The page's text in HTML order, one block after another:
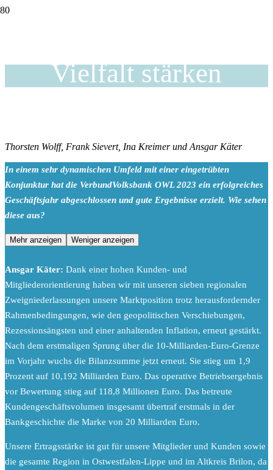
Vielfalt stärken
Thorsten Wolff, Frank Sievert, Ina Kreimer und Ansgar Käter
In einem sehr dynamischen Umfeld mit einer eingetrübten
Konjunktur hat die VerbundVolksbank OWL 2023 ein erfolgreiches
Geschäftsjahr abgeschlossen und gute Ergebnisse erzielt. Wie sehen
diese aus?
Mehr anzeigen Weniger anzeigen
Ansgar Käter: Dank einer hohen Kunden- und
Mitgliederorientierung haben wir mit unseren sieben regionalen
Zweigniederlassungen unsere Marktposition trotz herausfordernder
Rahmenbedingungen, wie den geopolitischen Verschiebungen,
Rezessionsängsten und einer anhaltenden Inflation, erneut gestärkt.
Nach dem erstmaligen Sprung über die 10-Milliarden-Euro-Grenze
im Vorjahr wuchs die Bilanzsumme jetzt erneut. Sie stieg um 1,9
Prozent auf 10,192 Milliarden Euro. Das operative Betriebsergebnis
vor Bewertung stieg auf 118,8 Millionen Euro. Das betreute
Kundengeschäftsvolumen insgesamt übertraf erstmals in der
Bankgeschichte die Marke von 20 Milliarden Euro.
Unsere Ertragsstärke ist gut für unsere Mitglieder und Kunden sowie
die gesamte Region in Ostwestfalen-Lippe und im Altkreis Brilon, da